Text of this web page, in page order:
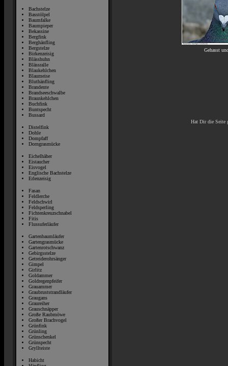
Bachstelze
Basstölpel
Baumfalke
Baumpieper
Bekassine
Bergfink
Berghänfling
Bergstelze
Birkenzeisig
Blässhuhn
Blässralle
Blaukehlchen
Blaumeise
Bluthänfling
Brandente
Brandseeschwalbe
Braunkehlchen
Buchfink
Buntspecht
Bussard
Distelfink
Dohle
Dompfaff
Dorngrasmücke
Eichelhäher
Eistaucher
Eisvogel
Englische Bachstelze
Erlenzeisig
Fasan
Feldlerche
Feldschwirl
Feldsperling
Fichtenkreuzschnabel
Fitis
Flussuferläufer
Gartenbaumläufer
Gartengrasmücke
Gartenrotschwanz
Gebirgsstelze
Getreiderohrsänger
Gimpel
Girlitz
Goldammer
Goldregenpfeifer
Grauammer
Graubruststrandläufer
Graugans
Graureiher
Grauschnäpper
Große Raubmöwe
Großer Brachvogel
Grünfink
Grünling
Grünschenkel
Grünspecht
Gryllteiste
Habicht
Gehasst
Hat Dir die Seite